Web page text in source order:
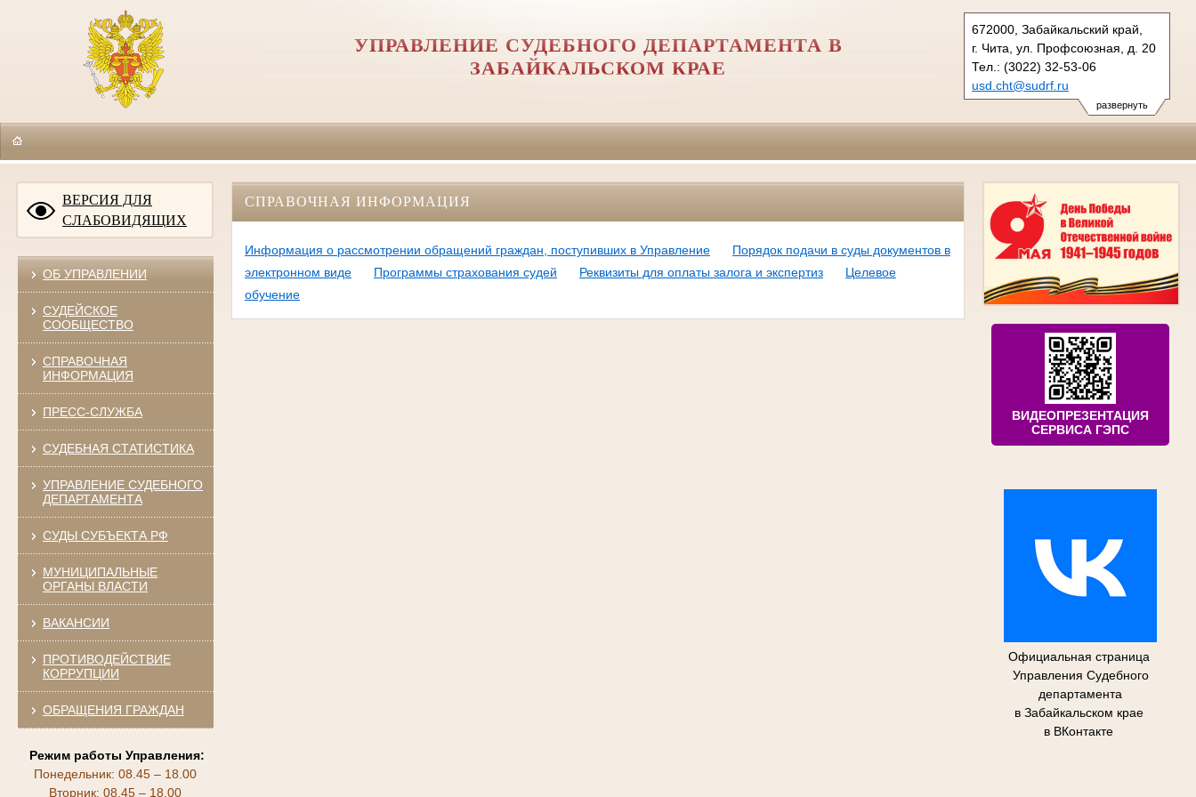
развернуть
672000, Забайкальский край,
г. Чита, ул. Профсоюзная, д. 20
Тел.: (3022) 32-53-06
usd.cht@sudrf.ru
УПРАВЛЕНИЕ СУДЕБНОГО ДЕПАРТАМЕНТА В
ЗАБАЙКАЛЬСКОМ КРАЕ
ВЕРСИЯ ДЛЯ
СЛАБОВИДЯЩИХ
ОБ УПРАВЛЕНИИ
СУДЕЙСКОЕ
СООБЩЕСТВО
СПРАВОЧНАЯ
ИНФОРМАЦИЯ
ПРЕСС-СЛУЖБА
СУДЕБНАЯ СТАТИСТИКА
УПРАВЛЕНИЕ СУДЕБНОГО
ДЕПАРТАМЕНТА
СУДЫ СУБЪЕКТА РФ
МУНИЦИПАЛЬНЫЕ
ОРГАНЫ ВЛАСТИ
ВАКАНСИИ
ПРОТИВОДЕЙСТВИЕ
КОРРУПЦИИ
ОБРАЩЕНИЯ ГРАЖДАН
Режим работы Управления:
Понедельник: 08.45 – 18.00
Вторник: 08.45 – 18.00
ВИДЕОПРЕЗЕНТАЦИЯ
СЕРВИСА ГЭПС
Официальная страница
Управления Судебного
департамента
в Забайкальском крае
в ВКонтакте
СПРАВОЧНАЯ ИНФОРМАЦИЯ
Информация о рассмотрении обращений граждан, поступивших в Управление
Порядок подачи в суды документов в
электронном виде
Программы страхования судей Реквизиты для оплаты залога и экспертиз
Целевое
обучение